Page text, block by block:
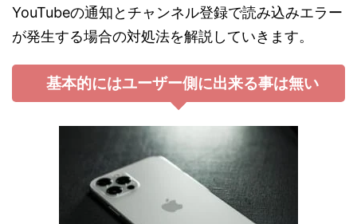
YouTubeの通知とチャンネル登録で読み込みエラー
が発生する場合の対処法を解説していきます。
基本的にはユーザー側に出来る事は無い